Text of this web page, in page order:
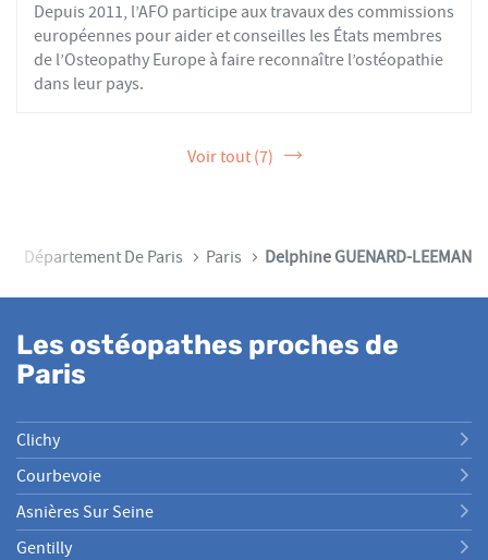
Depuis 2011, l’AFO participe aux travaux des commissions
européennes pour aider et conseilles les États membres
de l’Osteopathy Europe à faire reconnaître l’ostéopathie
dans leur pays.
Voir tout (7)
Département De Paris Paris Delphine GUENARD-LEEMAN
Les ostéopathes proches de
Paris
Clichy
Courbevoie
Asnières Sur Seine
Gentilly